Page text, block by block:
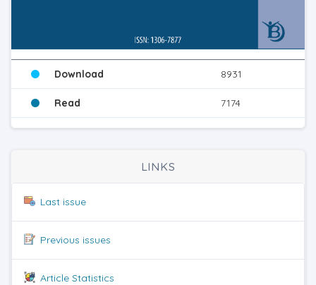
Download 8931
Read 7174
LINKS
Last issue
Previous issues
Article Statistics